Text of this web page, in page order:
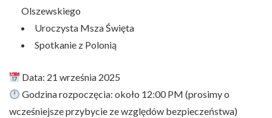
Olszewskiego
Uroczysta Msza Święta
Spotkanie z Polonią
Data: 21 września 2025
Godzina rozpoczęcia: około 12:00 PM (prosimy o
wcześniejsze przybycie ze względów bezpieczeństwa)